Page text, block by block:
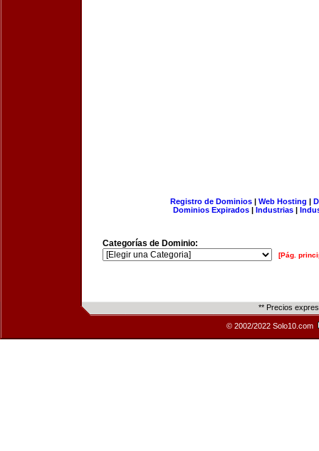
Registro de Dominios| Web Hosting |
Dominios Expirados | Industrias |
Categorías de Dominio:
[Pág.
** Precios
© 2002/2022 Solo10.com